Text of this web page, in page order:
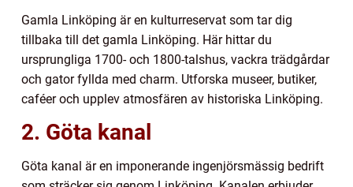
Gamla Linköping är en kulturreservat som tar dig
tillbaka till det gamla Linköping. Här hittar du
ursprungliga 1700- och 1800-talshus, vackra trädgårdar
och gator fyllda med charm. Utforska museer, butiker,
caféer och upplev atmosfären av historiska Linköping.
2. Göta kanal
Göta kanal är en imponerande ingenjörsmässig bedrift